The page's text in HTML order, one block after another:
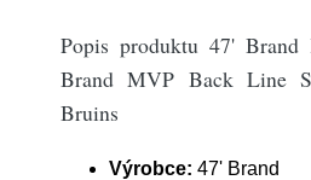
Popis produktu 47'
Brand MVP Back Line
Bruins
Výrobce: 47' Brand